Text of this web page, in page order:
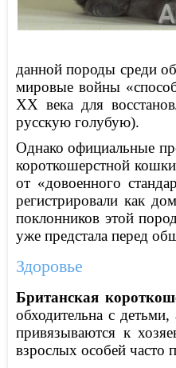
данной породы среди
мировые войны
ХХ века для
русскую голубую).
Однако официальные
короткошерстной
от «довоенного
регистрировали как
поклонников этой
уже предстала перед
Здоровье
Британская
обходительна с
привязываются к
взрослых особей часто